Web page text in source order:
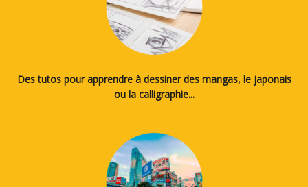
Des tutos pour apprendre à dessiner des mangas, le japonais
ou la calligraphie...